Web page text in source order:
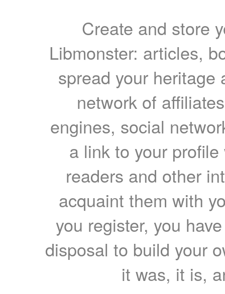
Create and store
Libmonster: articles,
spread your heritage
network of
engines, social
a link to your
readers and other
acquaint them with
you register, you
disposal to build your
it was, it is,